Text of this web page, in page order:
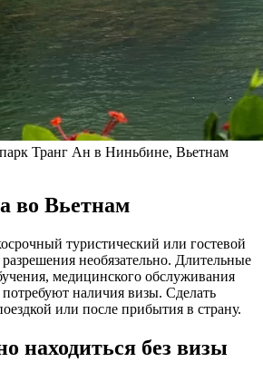
Транг Ан в Ниньбине, Вьетнам
во Вьетнам
туристический или гостевой
необязательно. Длительные
медицинского обслуживания
наличия визы. Сделать
или после прибытия в страну.
находиться без визы